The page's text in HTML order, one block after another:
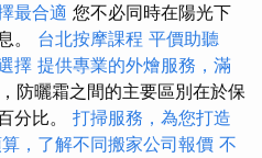
最合適 您不必同時在陽光下
。 台北按摩課程 平價助聽
擇 提供專業的外燴服務，滿
防曬霜之間的主要區別在於保
分比。 打掃服務，為您打造
，了解不同搬家公司報價 不